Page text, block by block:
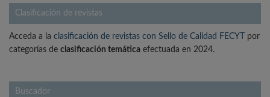
Clasificación de revistas
Acceda a la clasificación de revistas con Sello de Calidad FECYT
por
categorías de clasificación temática efectuada en 2024.
Buscador